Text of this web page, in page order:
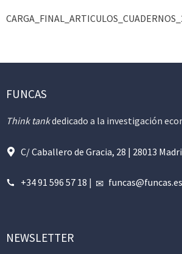
FUNCAS
Think tankdedicado a la investigación
C/ Caballero de Gracia, 28 | 28013
+34 91 596 57 18 | funcas@funcas.es
NEWSLETTER